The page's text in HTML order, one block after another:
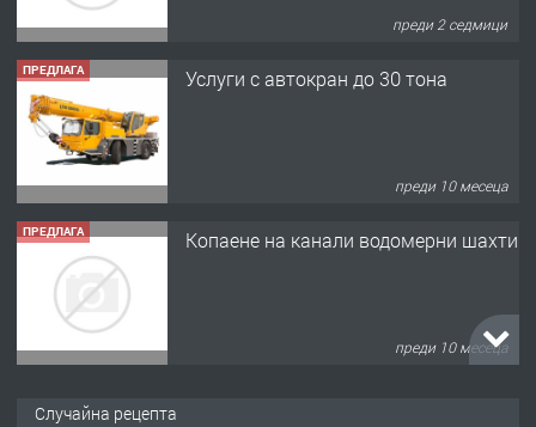
преди 2 седмици
ПРЕДЛАГА Услуги с автокран до 30 тона
преди 10 месеца
ПРЕДЛАГА Копаене на канали водомерни шахти
преди 10 месеца
Случайна рецепта